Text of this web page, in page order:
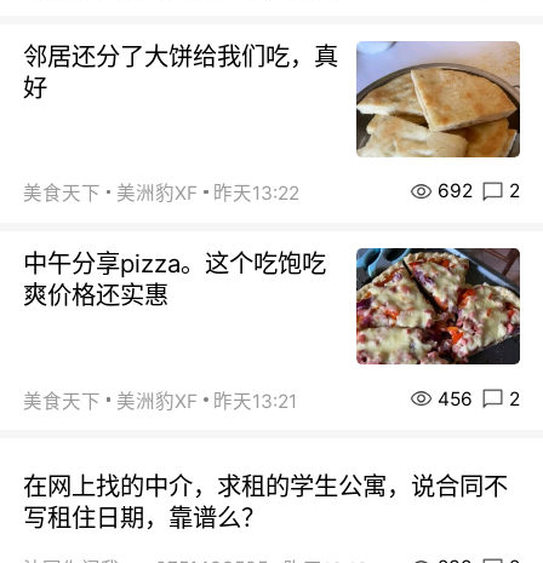
邻居还分了大饼给我们吃，真
好
美食天下 美洲豹XF 昨天13:22 692 2
中午分享pizza。这个吃饱吃
爽价格还实惠
美食天下 美洲豹XF 昨天13:21 456 2
在网上找的中介，求租的学生公寓，说合同不
写租住日期，靠谱么？